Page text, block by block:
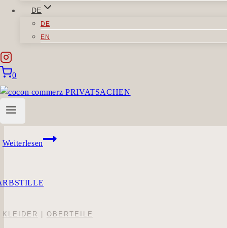
DE
DE
EN
0
OBERTEILE
KLARHAND
Weiterlesen
KLARHAND
KLEIDER OBERTEILE